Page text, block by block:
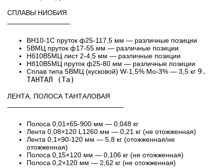
СПЛАВЫ НИОБИЯ
─────────────
ВН10-1С пруток ф25-117,5 мм — различные позиции
5ВМЦ пруток ф17-55 мм — различные позиции
Нб10В5МЦ лист 2-4,5 мм — различные позиции
Нб10В5МЦ пруток ф25-80 мм — различные позиции
Сплав типа 5ВМЦ (кусковой) W-1,5% Mo-3% — 3,5 кг 9.
ТАНТАЛ (Ta)
ЛЕНТА, ПОЛОСА ТАНТАЛОВАЯ
────────────────────────
Полоса 0,01×65-900 мм — 0,048 кг
Лента 0,08×120 L1260 мм — 0,21 кг (не отожженная)
Лента 0,1×90-120 мм — 5,8 кг (отожженная/не
отожженная)
Полоса 0,15×120 мм — 0,106 кг (не отожженная)
Полоса 0,2×120 мм — 2,62 кг (не отожженная)